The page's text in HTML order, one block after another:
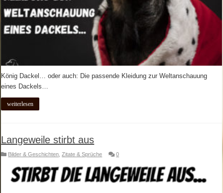
König Dackel… oder auch: Die passende Kleidung zur Weltanschauung
eines Dackels…
weiterlesen
Langeweile stirbt aus
Bilder & Geschichten ,Zitate & Sprüche 0